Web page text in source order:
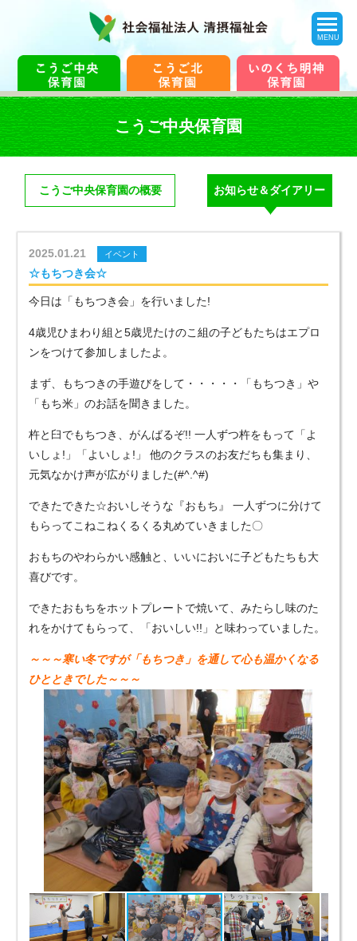
toggle
navigation
MENU
こうご中央保育園
こうご中央保育園の概要 お知らせ＆ダイアリー
2025.01.21 イベント
☆もちつき会☆
今日は「もちつき会」を行いました!
4歳児ひまわり組と5歳児たけのこ組の子どもたちはエプロ
ンをつけて参加しましたよ。
まず、もちつきの手遊びをして・・・・・「もちつき」や
「もち米」のお話を聞きました。
杵と臼でもちつき、がんばるぞ!! 一人ずつ杵をもって「よ
いしょ!」「よいしょ!」 他のクラスのお友だちも集まり、
元気なかけ声が広がりました(#^.^#)
できたできた☆おいしそうな『おもち』 一人ずつに分けて
もらってこねこねくるくる丸めていきました〇
おもちのやわらかい感触と、いいにおいに子どもたちも大
喜びです。
できたおもちをホットプレートで焼いて、みたらし味のた
れをかけてもらって、「おいしい!!」と味わっていました。
～～～寒い冬ですが「もちつき」を通して心も温かくなる
ひとときでした～～～